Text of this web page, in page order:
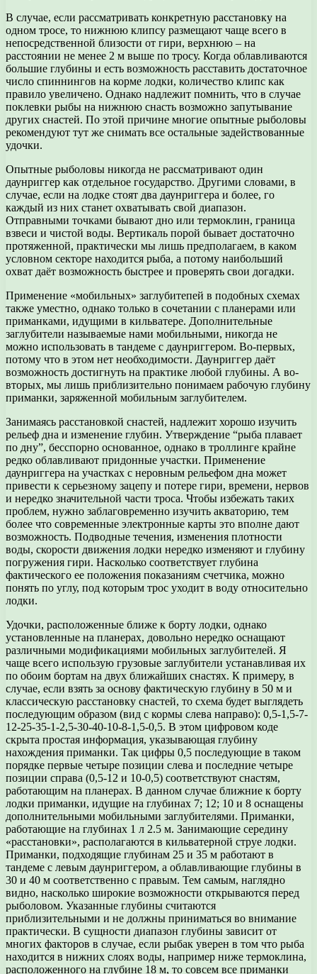
В случае, если рассматривать конкретную расстановку на
одном тросе, то нижнюю клипсу размещают чаще всего в
непосредственной близости от гири, верхнюю – на
расстоянии не менее 2 м выше по тросу. Когда облавливаются
большие глубины и есть возможность расставить достаточное
число спиннингов на корме лодки, количество клипс как
правило увеличено. Однако надлежит помнить, что в случае
поклевки рыбы на нижнюю снасть возможно запутывание
других снастей. По этой причине многие опытные рыболовы
рекомендуют тут же снимать все остальные задействованные
удочки.
Опытные рыболовы никогда не рассматривают один
даунриггер как отдельное государство. Другими словами, в
случае, если на лодке стоят два даунриггера и более, го
каждый из них станет охватывать свой диапазон.
Отправными точками бывают дно или термоклин, граница
взвеси и чистой воды. Вертикаль порой бывает достаточно
протяженной, практически мы лишь предполагаем, в каком
условном секторе находится рыба, а потому наибольший
охват даёт возможность быстрее и проверять свои догадки.
Применение «мобильных» заглубитепей в подобных схемах
также уместно, однако только в сочетании с планерами или
приманками, идущими в кильватере. Дополнительные
заглубители называемые нами мобильными, никогда не
можно использовать в тандеме с даунриггером. Во-первых,
потому что в этом нет необходимости. Даунриггер даёт
возможность достигнуть на практике любой глубины. А во-
вторых, мы лишь приблизительно понимаем рабочую глубину
приманки, заряженной мобильным заглубителем.
Занимаясь расстановкой снастей, надлежит хорошо изучить
рельеф дна и изменение глубин. Утверждение “рыба плавает
по дну”, бесспорно основанное, однако в троллинге крайне
редко облавливают придонные участки. Применение
даунриггера на участках с неровным рельефом дна может
привести к серьезному зацепу и потере гири, времени, нервов
и нередко значительной части троса. Чтобы избежать таких
проблем, нужно заблаговременно изучить акваторию, тем
более что современные электронные карты это вполне дают
возможность. Подводные течения, изменения плотности
воды, скорости движения лодки нередко изменяют и глубину
погружения гири. Насколько соответствует глубина
фактического ее положения показаниям счетчика, можно
понять по углу, под которым трос уходит в воду относительно
лодки.
Удочки, расположенные ближе к борту лодки, однако
установленные на планерах, довольно нередко оснащают
различными модификациями мобильных заглубителей. Я
чаще всего использую грузовые заглубители устанавливая их
по обоим бортам на двух ближайших снастях. К примеру, в
случае, если взять за основу фактическую глубину в 50 м и
классическую расстановку снастей, то схема будет выглядеть
последующим образом (вид с кормы слева направо): 0,5-1,5-7-
12-25-35-1-2,5-30-40-10-8-1,5-0,5. В этом цифровом коде
скрыта простая информация, указывающая глубину
нахождения приманки. Так цифры 0,5 последующие в таком
порядке первые четыре позиции слева и последние четыре
позиции справа (0,5-12 и 10-0,5) соответствуют снастям,
работающим на планерах. В данном случае ближние к борту
лодки приманки, идущие на глубинах 7; 12; 10 и 8 оснащены
дополнительными мобильными заглубителями. Приманки,
работающие на глубинах 1 л 2.5 м. Занимающие середину
«расстановки», располагаются в кильватерной струе лодки.
Приманки, подходящие глубинам 25 и 35 м работают в
тандеме с левым даунриггером, а облавливающие глубины в
30 и 40 м соответственно с правым. Тем самым, наглядно
видно, насколько широкие возможности открываются перед
рыболовом. Указанные глубины считаются
приблизительными и не должны приниматься во внимание
практически. В сущности диапазон глубины зависит от
многих факторов в случае, если рыбак уверен в том что рыба
находится в нижних слоях воды, например ниже термоклина,
расположенного на глубине 18 м, то совсем все приманки